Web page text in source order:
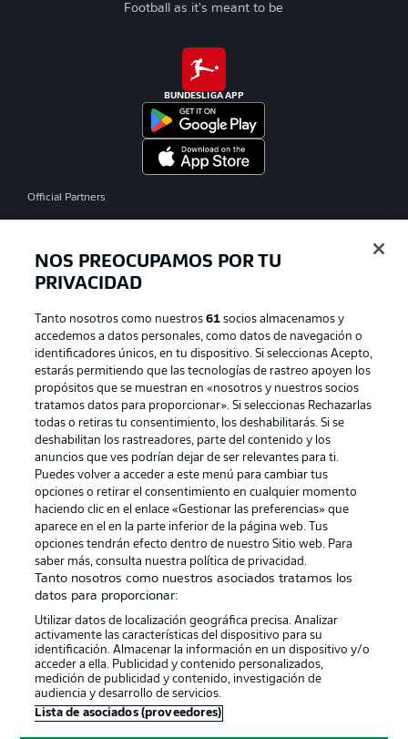
Football as it's meant to be
BUNDESLIGA APP
Official Partners
Publicidad Aviso legal
Gestionar las preferencias Declaracion de privacidad
Canales Trabajos
Jugadores Condiciones de uso
Sello Editorial Contacto
© 2026 Bundesliga-Gruppe GmbH
NOS PREOCUPAMOS POR TU
PRIVACIDAD
Tanto nosotros como nuestros61 socios almacenamos y
accedemos a datos personales, como datos de navegación o
identificadores únicos, en tu dispositivo. Si seleccionas Acepto,
estarás permitiendo que las tecnologías de rastreo apoyen los
propósitos que se muestran en «nosotros y nuestros socios
tratamos datos para proporcionar». Si seleccionas Rechazarlas
todas o retiras tu consentimiento, los deshabilitarás. Si se
deshabilitan los rastreadores, parte del contenido y los
anuncios que ves podrían dejar de ser relevantes para ti.
Puedes volver a acceder a este menú para cambiar tus
opciones o retirar el consentimiento en cualquier momento
haciendo clic en el enlace «Gestionar las preferencias» que
aparece en el en la parte inferior de la página web. Tus
opciones tendrán efecto dentro de nuestro Sitio web. Para
saber más, consulta nuestra política de privacidad.
Tanto nosotros como nuestros asociados tratamos los
datos para proporcionar:
Utilizar datos de localización geográfica precisa. Analizar
activamente las características del dispositivo para su
identificación. Almacenar la información en un dispositivo y/o
acceder a ella. Publicidad y contenido personalizados,
medición de publicidad y contenido, investigación de
audiencia y desarrollo de servicios.
Lista de asociados (proveedores)